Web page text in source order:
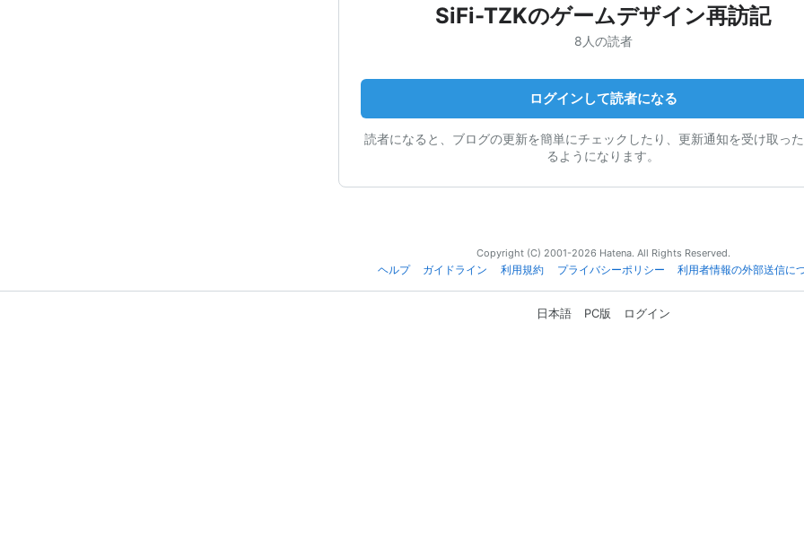
SiFi-TZKのゲームデザイン再訪記
8人の読者
ログインして読者になる
読者になると、ブログの更新を簡単にチェックしたり、更新通知を受け取っ
るようになります。
Copyright (C) 2001-2026 Hatena. All Rights Reserved.
ヘルプ
ガイドライン 利用規約 プライバシーポリシー 利用者情報の外部送信に
日本語 PC版 ログイン